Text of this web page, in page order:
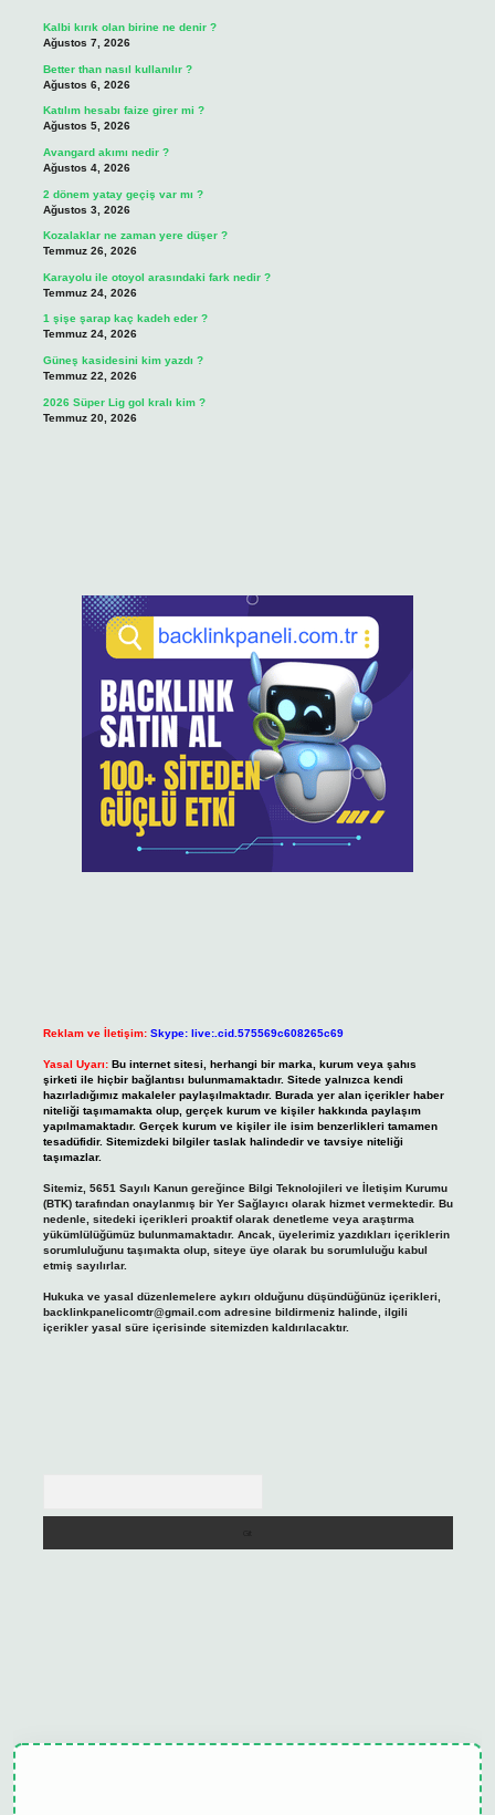
Kalbi kırık olan birine ne denir ?
Ağustos 7, 2026
Better than nasıl kullanılır ?
Ağustos 6, 2026
Katılım hesabı faize girer mi ?
Ağustos 5, 2026
Avangard akımı nedir ?
Ağustos 4, 2026
2 dönem yatay geçiş var mı ?
Ağustos 3, 2026
Kozalaklar ne zaman yere düşer ?
Temmuz 26, 2026
Karayolu ile otoyol arasındaki fark nedir ?
Temmuz 24, 2026
1 şişe şarap kaç kadeh eder ?
Temmuz 24, 2026
Güneş kasidesini kim yazdı ?
Temmuz 22, 2026
2026 Süper Lig gol kralı kim ?
Temmuz 20, 2026
Reklam ve İletişim: Skype: live:.cid.575569c608265c69
Yasal Uyarı: Bu internet sitesi, herhangi bir marka, kurum veya şahıs
şirketi ile hiçbir bağlantısı bulunmamaktadır. Sitede yalnızca kendi
hazırladığımız makaleler paylaşılmaktadır. Burada yer alan içerikler haber
niteliği taşımamakta olup, gerçek kurum ve kişiler hakkında paylaşım
yapılmamaktadır. Gerçek kurum ve kişiler ile isim benzerlikleri tamamen
tesadüfidir. Sitemizdeki bilgiler taslak halindedir ve tavsiye niteliği
taşımazlar.
Sitemiz, 5651 Sayılı Kanun gereğince Bilgi Teknolojileri ve İletişim Kurumu
(BTK) tarafından onaylanmış bir Yer Sağlayıcı olarak hizmet vermektedir. Bu
nedenle, sitedeki içerikleri proaktif olarak denetleme veya araştırma
yükümlülüğümüz bulunmamaktadır. Ancak, üyelerimiz yazdıkları içeriklerin
sorumluluğunu taşımakta olup, siteye üye olarak bu sorumluluğu kabul
etmiş sayılırlar.
Hukuka ve yasal düzenlemelere aykırı olduğunu düşündüğünüz içerikleri,
backlinkpanelicomtr@gmail.comadresine bildirmeniz halinde, ilgili
içerikler yasal süre içerisinde sitemizden kaldırılacaktır.